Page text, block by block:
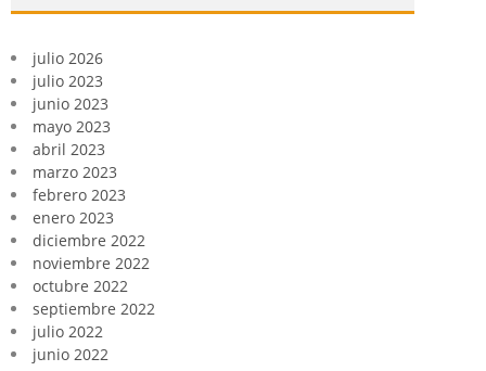
julio 2026
julio 2023
junio 2023
mayo 2023
abril 2023
marzo 2023
febrero 2023
enero 2023
diciembre 2022
noviembre 2022
octubre 2022
septiembre 2022
julio 2022
junio 2022